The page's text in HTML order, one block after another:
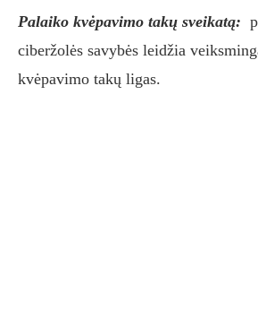
Palaiko kvėpavimo takų sveikatą:
ciberžolės savybės leidžia
kvėpavimo takų ligas.